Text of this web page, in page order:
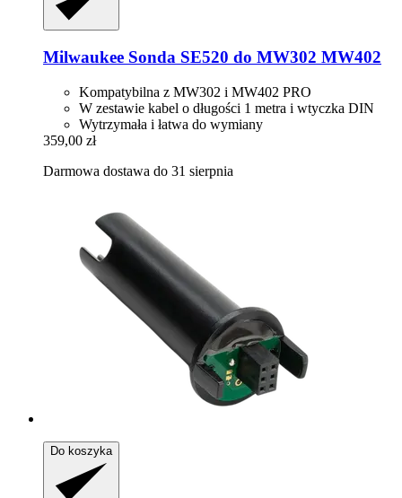
Milwaukee Sonda SE520 do MW302 MW402
Kompatybilna z MW302 i MW402 PRO
W zestawie kabel o długości 1 metra i wtyczka DIN
Wytrzymała i łatwa do wymiany
359,00 zł
Darmowa dostawa do 31 sierpnia
Do koszyka